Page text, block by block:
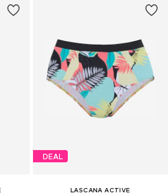
DEAL
LASCANA ACTIVE